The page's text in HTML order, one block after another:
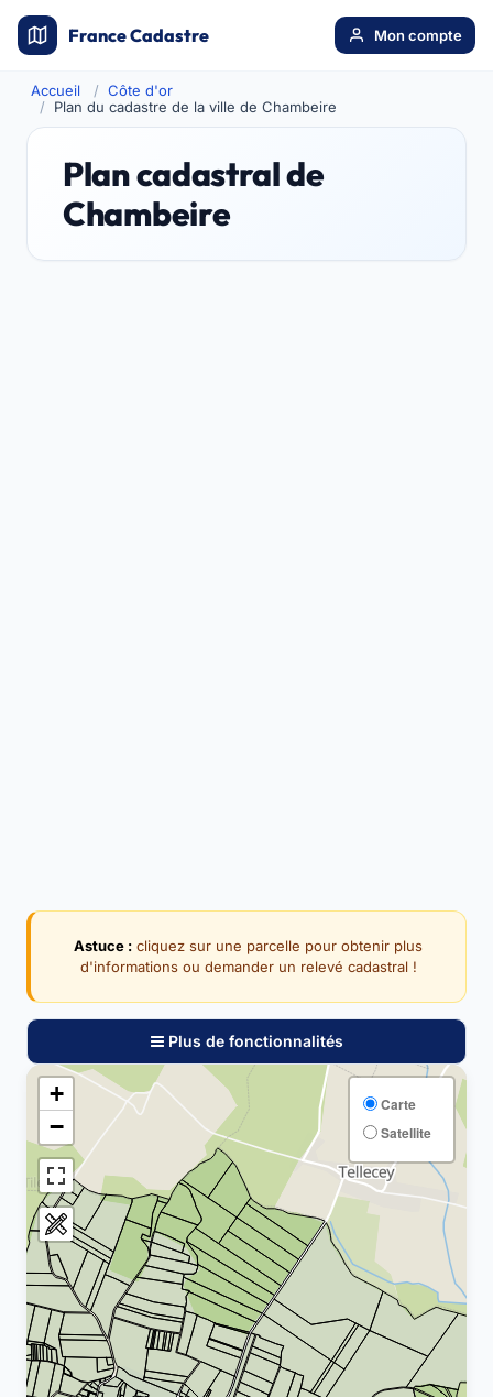
France Cadastre Mon compte
Accueil
Côte d'or
Plan du cadastre de la ville de Chambeire
Plan cadastral de
Chambeire
Astuce : cliquez sur une parcelle pour obtenir plus
d'informations ou demander un relevé cadastral !
Plus de fonctionnalités
+
−
Carte
Satellite